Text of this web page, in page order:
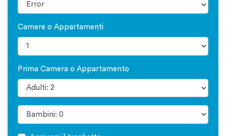
Camere o Appartamenti
Prima Camera o Appartamento